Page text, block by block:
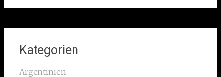
Kategorien
Argentinien